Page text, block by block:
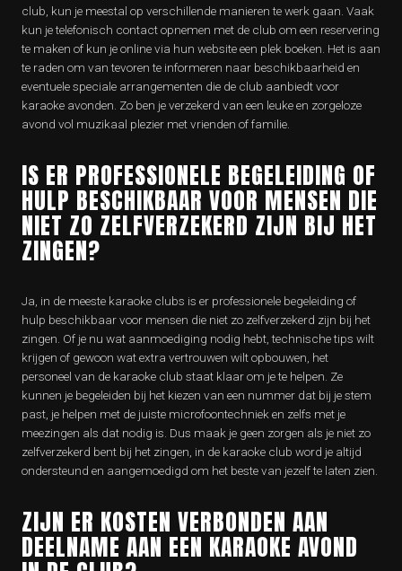
club, kun je meestal op verschillende manieren te werk gaan. Vaak
kun je telefonisch contact opnemen met de club om een reservering
te maken of kun je online via hun website een plek boeken. Het is aan
te raden om van tevoren te informeren naar beschikbaarheid en
eventuele speciale arrangementen die de club aanbiedt voor
karaoke avonden. Zo ben je verzekerd van een leuke en zorgeloze
avond vol muzikaal plezier met vrienden of familie.
IS ER PROFESSIONELE BEGELEIDING OF
HULP BESCHIKBAAR VOOR MENSEN DIE
NIET ZO ZELFVERZEKERD ZIJN BIJ HET
ZINGEN?
Ja, in de meeste karaoke clubs is er professionele begeleiding of
hulp beschikbaar voor mensen die niet zo zelfverzekerd zijn bij het
zingen. Of je nu wat aanmoediging nodig hebt, technische tips wilt
krijgen of gewoon wat extra vertrouwen wilt opbouwen, het
personeel van de karaoke club staat klaar om je te helpen. Ze
kunnen je begeleiden bij het kiezen van een nummer dat bij je stem
past, je helpen met de juiste microfoontechniek en zelfs met je
meezingen als dat nodig is. Dus maak je geen zorgen als je niet zo
zelfverzekerd bent bij het zingen, in de karaoke club word je altijd
ondersteund en aangemoedigd om het beste van jezelf te laten zien.
ZIJN ER KOSTEN VERBONDEN AAN
DEELNAME AAN EEN KARAOKE AVOND